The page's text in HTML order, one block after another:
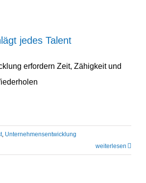
jedes Talent
erfordern Zeit, Zähigkeit und
, Unternehmens­entwicklung
weiter­lesen